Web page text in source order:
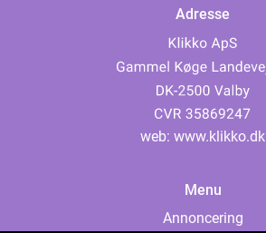
Adresse
web: www.klikko.dk
Menu
Annoncering